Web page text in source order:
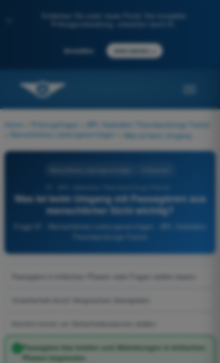
Entdecken Sie unser neues Portal: Ihre komplette
Prüfungsvorbereitung, unterstützt durch KI.
Anmelden Jetzt starten
Home Prüfungsfragen
BPL Gasballon Theorieprüfungs-Trainer
Menschliches Leistungsvermögen
Was ist beim Umgang mit Passagieren aus
menschlicher Sicht wichtig?
Frage 97 - Menschliches Leistungsvermögen - BPL Gasballon
Passagiere klar briefen und Ablenkungen in kritischen
Phasen begrenzen.